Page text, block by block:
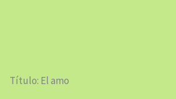
Título: El amo